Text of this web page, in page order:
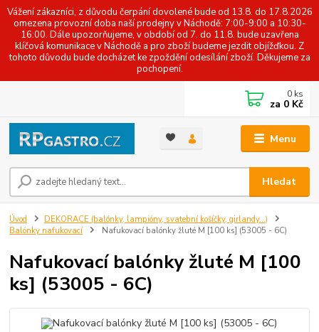
Vážení zákazníci, z důvodu čerpání dovolené bude od 13.8. do 17.8.2026
omezena provozní doba naší prodejny v Náchodě: 7:00-9:00 a 10:30-
16:00. Dále upozorňujeme, v období od 7. do 11.8. bude uzavřena
klíčová komunikace v Náchodě a pro zboží budeme jezdit objížďkou. Z
tohoto důvodu bude docházet ke zpoždění odesílání zboží. Děkujeme za
pochopení.
Menu
Hledat
0 ks
za 0 Kč
Úvod
DEKORACE (balónky, lampióny, svatební košíčky, girlandy...)
Balónky nafukovací
Nafukovací balónky žluté M [100 ks] (53005 - 6C)
Nafukovací balónky žluté M [100
ks] (53005 - 6C)